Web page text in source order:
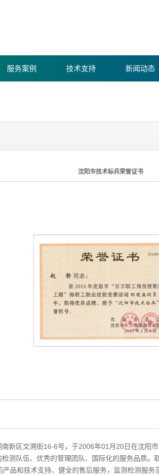
服务案例 技术支持 新闻动态
沈阳市技术标兵荣誉证书
区文溯街16-6号，于2006年01月20日在沈阳
测队伍、优秀的管理团队、国际化的服务品质。
和技术支持、健全的售后服务，监测检测服务